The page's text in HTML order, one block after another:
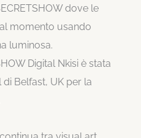
dove le
momento usando
luminosa.
Digital Nkisi è stata
di Belfast, UK per la